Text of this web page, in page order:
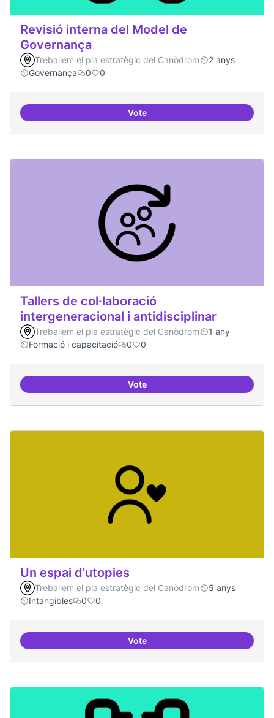
Revisió interna del Model de
Governança
Treballem el pla estratègic del Canòdrom
2 anys
Governança
0 0
VoteRevisió interna del Model de
Tallers de col·laboració
intergeneracional i antidisciplinar
Treballem el pla estratègic del Canòdrom
1 any
Formació i capacitació
0 0
VoteTallers de col·laboració
Un espai d'utopies
Treballem el pla estratègic del Canòdrom
5 anys
Intangibles
0 0
VoteUn espai d'utopies